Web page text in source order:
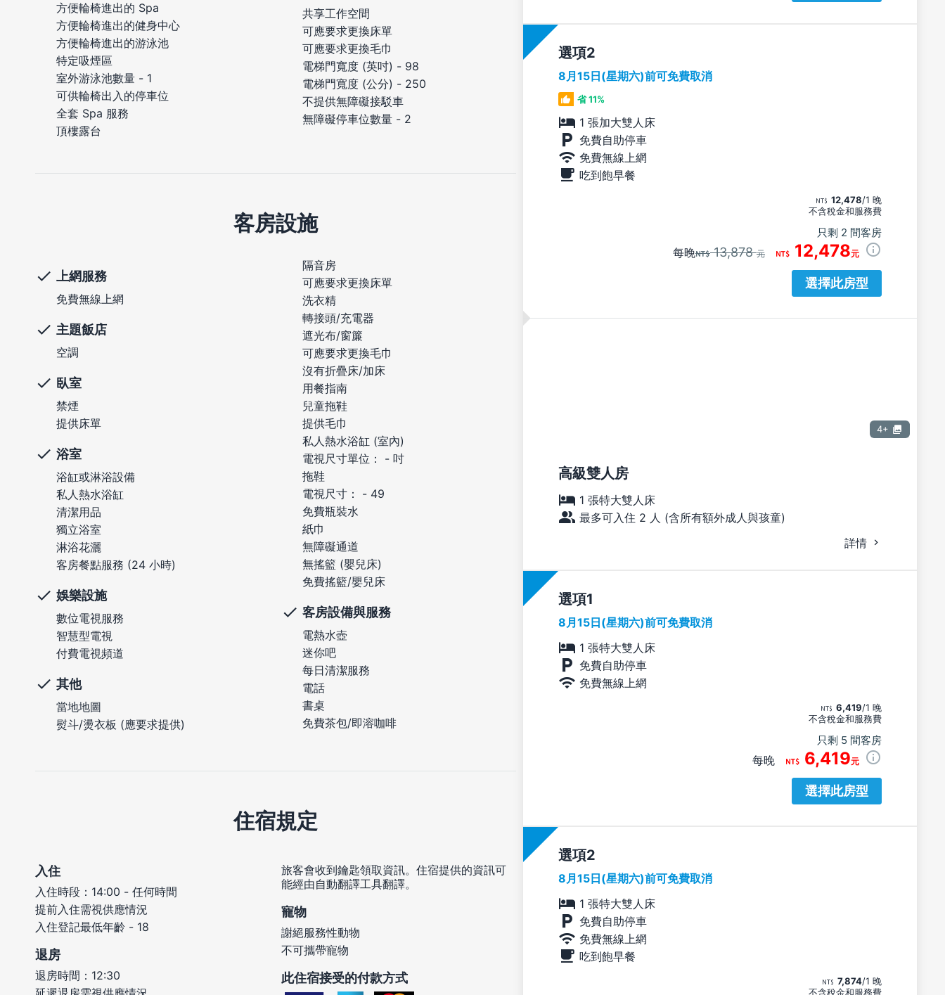
選項
8月15日(星期六)前可免費取消
省 11%
1 張加大雙人床
免費自助停車
免費無線上網
吃到飽早餐
12,478/1 晚
不含稅金和服務費
只剩 2 間客房
每晚 13,878元 12,478元
選擇此房型
4+
高級雙人房
1 張特大雙人床
最多可入住 2 人 (含所有額外成人與孩童)
詳情
選項
8月15日(星期六)前可免費取消
1 張特大雙人床
免費自助停車
免費無線上網
6,419/1 晚
不含稅金和服務費
只剩 5 間客房
每晚 6,419元
選擇此房型
選項
8月15日(星期六)前可免費取消
1 張特大雙人床
免費自助停車
免費無線上網
吃到飽早餐
7,874/1 晚
不含稅金和服務費
方便輪椅進出的 Spa
方便輪椅進出的健身中心
方便輪椅進出的游泳池
特定吸煙區
室外游泳池數量 - 1
可供輪椅出入的停車位
全套 Spa 服務
頂樓露台
共享工作空間
可應要求更換床單
可應要求更換毛巾
電梯門寬度 (英吋) - 98
電梯門寬度 (公分) - 250
不提供無障礙接駁車
無障礙停車位數量 - 2
客房設施
上網服務
免費無線上網
主題飯店
空調
臥室
禁煙
提供床單
浴室
浴缸或淋浴設備
私人熱水浴缸
清潔用品
獨立浴室
淋浴花灑
客房餐點服務 (24 小時)
娛樂設施
數位電視服務
智慧型電視
付費電視頻道
其他
當地地圖
熨斗/燙衣板 (應要求提供)
隔音房
可應要求更換床單
洗衣精
轉接頭/充電器
遮光布/窗簾
可應要求更換毛巾
沒有折疊床/加床
用餐指南
兒童拖鞋
提供毛巾
私人熱水浴缸 (室內)
電視尺寸單位： - 吋
拖鞋
電視尺寸： - 49
免費瓶裝水
紙巾
無障礙通道
無搖籃 (嬰兒床)
免費搖籃/嬰兒床
客房設備與服務
電熱水壺
迷你吧
每日清潔服務
電話
書桌
免費茶包/即溶咖啡
住宿規定
入住
入住時段：14:00 - 任何時間
提前入住需視供應情況
入住登記最低年齡 - 18
退房
退房時間：12:30
旅客會收到鑰匙領取資訊。住宿提供的資訊可
能經由自動翻譯工具翻譯。
寵物
謝絕服務性動物
不可攜帶寵物
此住宿接受的付款方式